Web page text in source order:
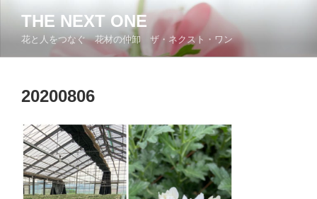
ン
THE NEXT ONE
花と人をつなぐ 花材の仲卸 ザ・ネクスト・ワン
20200806